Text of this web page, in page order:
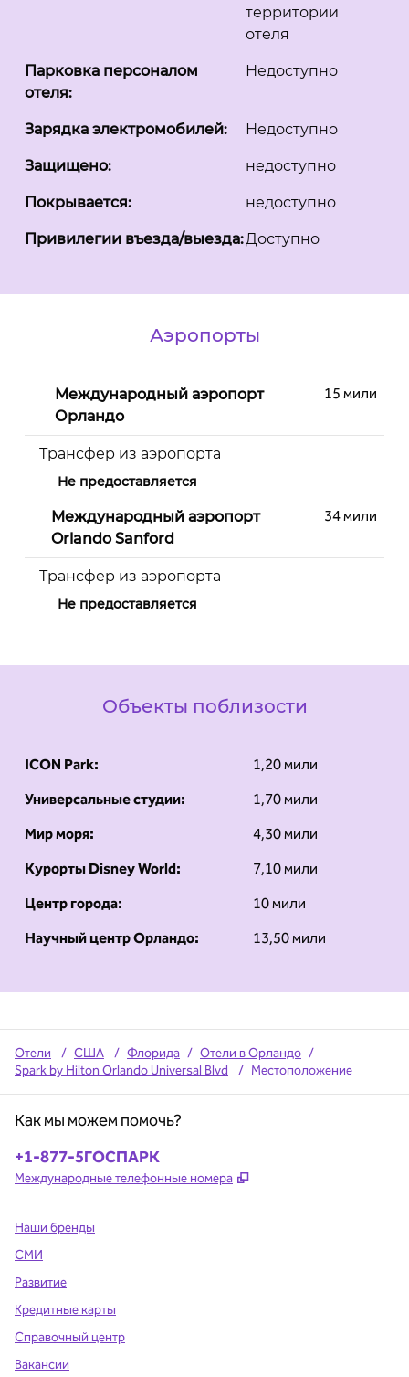
территории
отеля
Парковка персоналом
отеля:
Недоступно
Зарядка электромобилей: Недоступно
Защищено: недоступно
Покрывается: недоступно
Привилегии въезда/выезда:Доступно
Аэропорты
Международный аэропорт
Орландо
15 мили
Трансфер из аэропорта
Не предоставляется
Международный аэропорт
Orlando Sanford
34 мили
Трансфер из аэропорта
Не предоставляется
Объекты поблизости
ICON Park:
1,20 мили
Универсальные студии:
1,70 мили
Мир моря:
4,30 мили
Курорты Disney World:
7,10 мили
Центр города:
10 мили
Научный центр Орландо:
13,50 мили
Отели / США / Флорида / Отели в Орландо /
Spark by Hilton Orlando Universal Blvd
/ Местоположение
Как мы можем помочь?
Телефон:
+1-877-5ГОСПАРК
Международные телефонные номера ,
Наши бренды
СМИ
Развитие
Кредитные карты
Справочный центр
Вакансии